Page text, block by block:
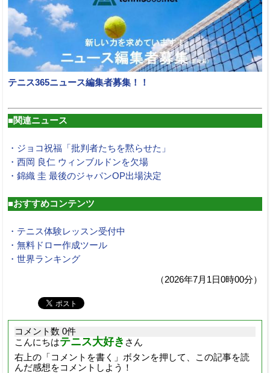
テニス365ニュース編集者募集！！
■関連ニュース
・ジョコ祝福「批判者たちを黙らせた」
・西岡 良仁 ウィンブルドンを欠場
・錦織 圭 最後のジャパンOP出場決定
■おすすめコンテンツ
・テニス体験レッスン受付中
・無料ドロー作成ツール
・世界ランキング
（2026年7月1日0時00分）
コメント数 0件
こんにちはテニス大好き さん
右上の「コメントを書く」ボタンを押して、この記事を読
んだ感想をコメントしよう！